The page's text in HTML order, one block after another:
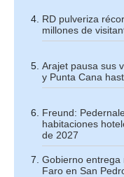
RD pulveriza
millones de
Arajet pausa sus
y Punta Cana
Freund:
habitaciones
de 2027
Gobierno entrega
Faro en San